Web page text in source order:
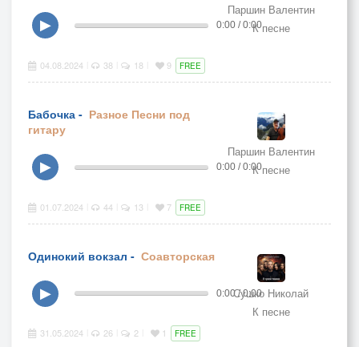
Паршин Валентин
К песне
▶ 0:00 / 0:00
04.08.2024 38 18 9 FREE
Бабочка - Разное Песни под
гитару
Паршин Валентин
К песне
▶ 0:00 / 0:00
01.07.2024 44 13 7 FREE
Одинокий вокзал - Соавторская
Сушко Николай
К песне
▶ 0:00 / 0:00
31.05.2024 26 2 1 FREE